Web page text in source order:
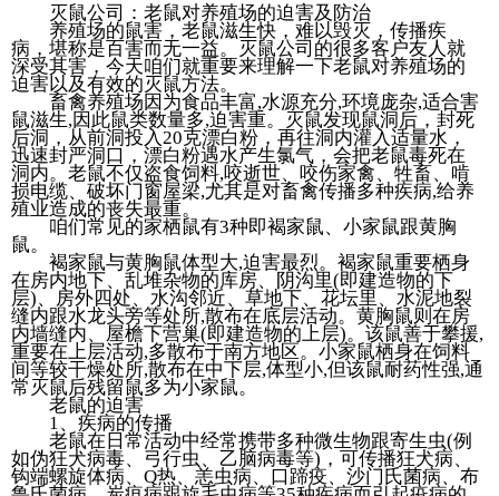
灭鼠公司：老鼠对养殖场的迫害及防治
养殖场的鼠害，老鼠滋生快，难以毁灭，传播疾
病，堪称是百害而无一益。灭鼠公司的很多客户友人就
深受其害，今天咱们就重要来理解一下老鼠对养殖场的
迫害以及有效的灭鼠方法。
畜禽养殖场因为食品丰富,水源充分,环境庞杂,适合害
鼠滋生,因此鼠类数量多,迫害重。灭鼠发现鼠洞后，封死
后洞，从前洞投入20克漂白粉，再往洞内灌入适量水，
迅速封严洞口，漂白粉遇水产生氯气，会把老鼠毒死在
洞内。老鼠不仅盗食饲料,咬逝世、咬伤家禽、牲畜、啃
损电缆、破坏门窗屋梁,尤其是对畜禽传播多种疾病,给养
殖业造成的丧失最重。
咱们常见的家栖鼠有3种即褐家鼠、小家鼠跟黄胸
鼠。
褐家鼠与黄胸鼠体型大,迫害最烈。褐家鼠重要栖身
在房内地下、乱堆杂物的库房、阴沟里(即建造物的下
层)、房外四处、水沟邻近、草地下、花坛里、水泥地裂
缝内跟水龙头旁等处所,散布在底层活动。黄胸鼠则在房
内墙缝内、屋檐下营巢(即建造物的上层)。该鼠善于攀援,
重要在上层活动,多散布于南方地区。小家鼠栖身在饲料
间等较干燥处所,散布在中下层,体型小,但该鼠耐药性强,通
常灭鼠后残留鼠多为小家鼠。
老鼠的迫害
1、疾病的传播
老鼠在日常活动中经常携带多种微生物跟寄生虫(例
如伪狂犬病毒、弓行虫、乙脑病毒等)，可传播狂犬病、
钩端螺旋体病、Q热、恙虫病、口蹄疫、沙门氏菌病、布